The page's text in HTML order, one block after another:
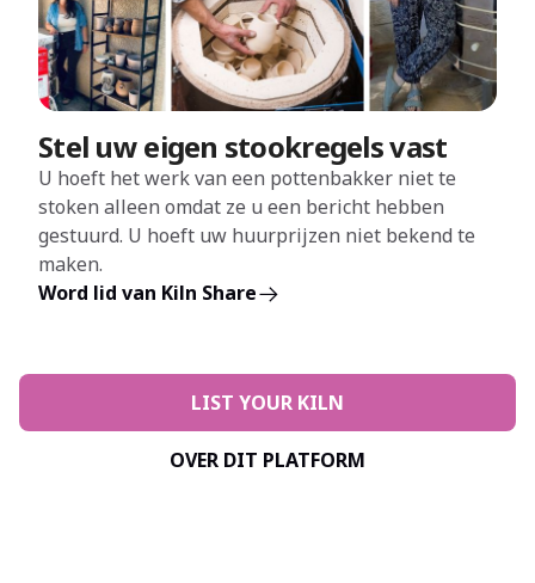
Stel uw eigen stookregels vast
U hoeft het werk van een pottenbakker niet te
stoken alleen omdat ze u een bericht hebben
gestuurd. U hoeft uw huurprijzen niet bekend te
maken.
Word lid van Kiln Share
LIST YOUR KILN
OVER DIT PLATFORM